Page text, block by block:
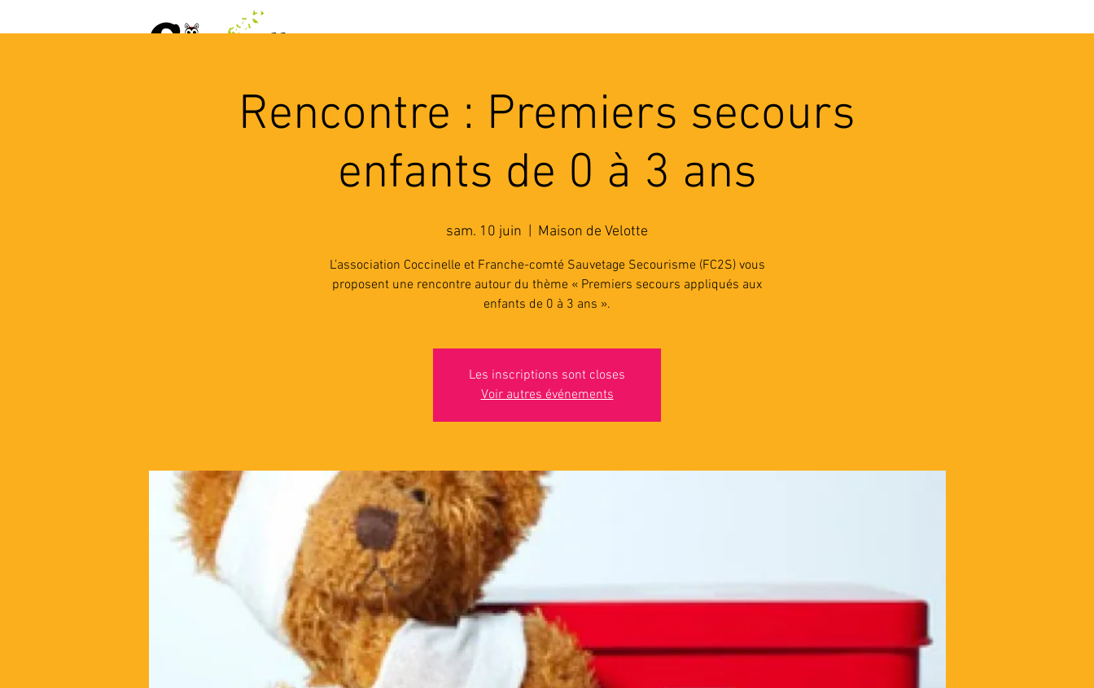
Rencontre : Premiers secours
enfants de 0 à 3 ans
sam. 10 juin Maison de Velotte
L’association Coccinelle et Franche-comté Sauvetage Secourisme (FC2S) vous
proposent une rencontre autour du thème « Premiers secours appliqués aux
enfants de 0 à 3 ans ».
Les inscriptions sont closes
Voir autres événements